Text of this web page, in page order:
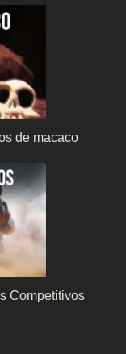
de macaco
Competitivos